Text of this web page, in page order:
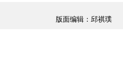
版面编辑：邱祺璞